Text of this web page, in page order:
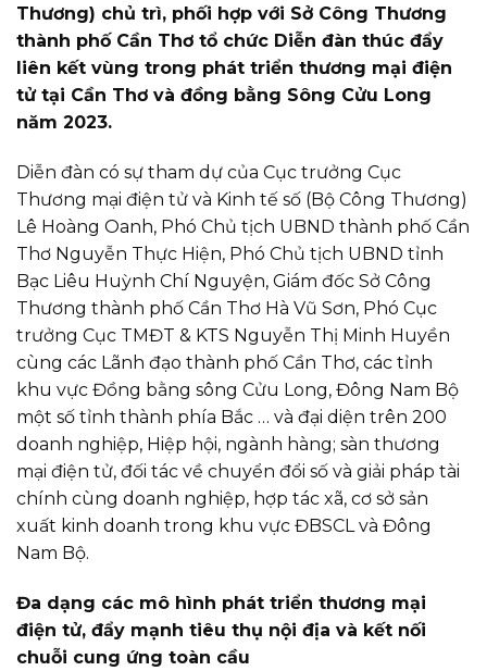
Thương) chủ trì, phối hợp với Sở Công Thương
thành phố Cần Thơ tổ chức Diễn đàn thúc đẩy
liên kết vùng trong phát triển thương mại điện
tử tại Cần Thơ và đồng bằng Sông Cửu Long
năm 2023.
Diễn đàn có sự tham dự của Cục trưởng Cục
Thương mại điện tử và Kinh tế số (Bộ Công Thương)
Lê Hoàng Oanh, Phó Chủ tịch UBND thành phố Cần
Thơ Nguyễn Thực Hiện, Phó Chủ tịch UBND tỉnh
Bạc Liêu Huỳnh Chí Nguyện, Giám đốc Sở Công
Thương thành phố Cần Thơ Hà Vũ Sơn, Phó Cục
trưởng Cục TMĐT & KTS Nguyễn Thị Minh Huyền
cùng các Lãnh đạo thành phố Cần Thơ, các tỉnh
khu vực Đồng bằng sông Cửu Long, Đông Nam Bộ
một số tỉnh thành phía Bắc … và đại diện trên 200
doanh nghiệp, Hiệp hội, ngành hàng; sàn thương
mại điện tử, đối tác về chuyển đổi số và giải pháp tài
chính cùng doanh nghiệp, hợp tác xã, cơ sở sản
xuất kinh doanh trong khu vực ĐBSCL và Đông
Nam Bộ.
Đa dạng các mô hình phát triển thương mại
điện tử, đẩy mạnh tiêu thụ nội địa và kết nối
chuỗi cung ứng toàn cầu